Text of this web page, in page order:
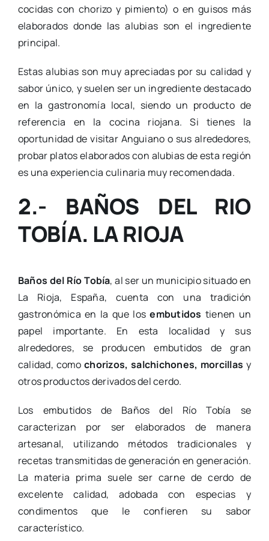
cocidas con chorizo y pimiento) o en guisos más
elaborados donde las alubias son el ingrediente
principal.
Estas alubias son muy apreciadas por su calidad y
sabor único, y suelen ser un ingrediente destacado
en la gastronomía local, siendo un producto de
referencia en la cocina riojana. Si tienes la
oportunidad de visitar Anguiano o sus alrededores,
probar platos elaborados con alubias de esta región
es una experiencia culinaria muy recomendada.
2.- BAÑOS DEL RIO
TOBÍA. LA RIOJA
Baños del Río Tobía, al ser un municipio situado en
La Rioja, España, cuenta con una tradición
gastronómica en la que losembutidos tienen un
papel importante. En esta localidad y sus
alrededores, se producen embutidos de gran
calidad, como chorizos, salchichones, morcillas y
otros productos derivados del cerdo.
Los embutidos de Baños del Río Tobía se
caracterizan por ser elaborados de manera
artesanal, utilizando métodos tradicionales y
recetas transmitidas de generación en generación.
La materia prima suele ser carne de cerdo de
excelente calidad, adobada con especias y
condimentos que le confieren su sabor
característico.